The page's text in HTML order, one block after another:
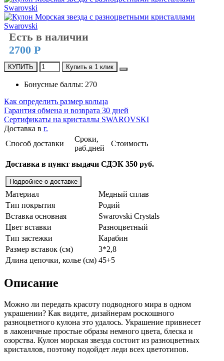
Есть в наличии
2700 Р
КУПИТЬ Купить в 1 клик
Бонусные баллы: 270
Как определить размер кольца
Гарантия обмена и возврата 30 дней
Сертификаты на кристаллы SWAROVSKI
Доставка в г.
Способ доставки
Сроки,
раб.дней
Стоимость
Доставка в пункт выдачи СДЭК 350 руб.
Подробнее о доставке
Материал
Медный сплав
Тип покрытия
Родий
Вставка основная
Swarovski Crystals
Цвет вставки
Разноцветный
Тип застежки
Карабин
Размер вставок (см)
3*2,8
Длина цепочки, колье (см) 45+5
Описание
Можно ли передать красоту подводного мира в одном
украшении? Как видите, дизайнерам роскошного
разноцветного кулона это удалось. Украшение привнесет
в лаконичные простые образы немного цвета, блеска и
озорства. Кулон морская звезда состоит из разноцветных
кристаллов, поэтому подойдет леди всех цветотипов.